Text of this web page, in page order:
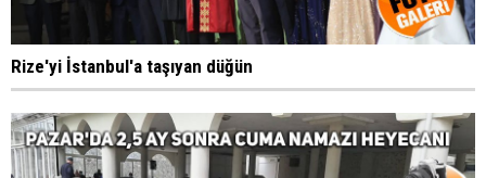
Rize'yi İstanbul'a taşıyan düğün